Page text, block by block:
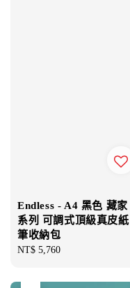
Endless - A4 黑色 藏家
系列 可調式頂級真皮紙
筆收納包
Regular
NT$ 5,760